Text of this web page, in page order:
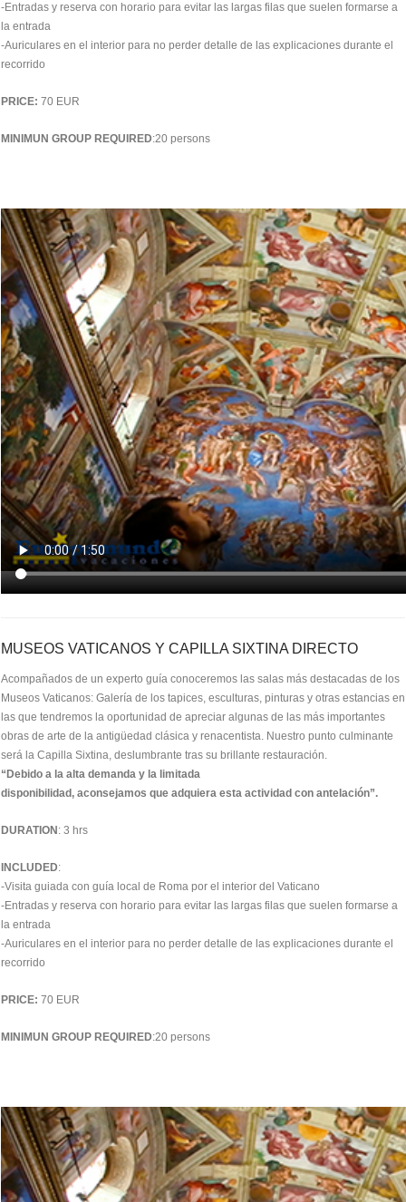
-Entradas y reserva con horario para evitar las largas filas que suelen formarse a
la entrada
-Auriculares en el interior para no perder detalle de las explicaciones durante el
recorrido
PRICE: 70 EUR
MINIMUN GROUP REQUIRED:20 persons
MUSEOS VATICANOS Y CAPILLA SIXTINA DIRECTO
Acompañados de un experto guía conoceremos las salas más destacadas de los
Museos Vaticanos: Galería de los tapices, esculturas, pinturas y otras estancias en
las que tendremos la oportunidad de apreciar algunas de las más importantes
obras de arte de la antigüedad clásica y renacentista. Nuestro punto culminante
será la Capilla Sixtina, deslumbrante tras su brillante restauración.
“Debido a la alta demanda y la limitada
disponibilidad, aconsejamos que adquiera esta actividad con antelación”.
DURATION : 3 hrs
INCLUDED:
-Visita guiada con guía local de Roma por el interior del Vaticano
-Entradas y reserva con horario para evitar las largas filas que suelen formarse a
la entrada
-Auriculares en el interior para no perder detalle de las explicaciones durante el
recorrido
PRICE: 70 EUR
MINIMUN GROUP REQUIRED:20 persons